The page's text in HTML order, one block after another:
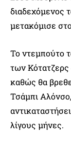
διαδεχόμενος
μετακόμισε
Το ντεμπούτο
των Κότατζερς
καθώς θα
Τσάμπι
λίγους μήνες.